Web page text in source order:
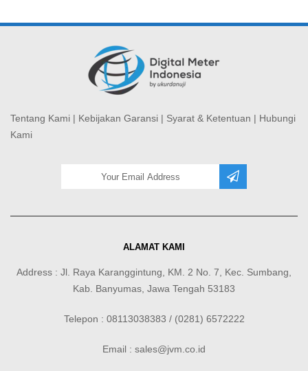
Tentang Kami | Kebijakan Garansi | Syarat & Ketentuan | Hubungi
Kami
ALAMAT KAMI
Address : Jl. Raya Karanggintung, KM. 2 No. 7, Kec. Sumbang,
Kab. Banyumas, Jawa Tengah 53183
Telepon : 08113038383 / (0281) 6572222
Email : sales@jvm.co.id